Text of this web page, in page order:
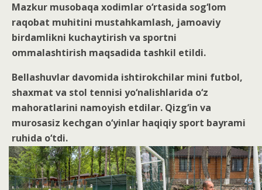
Mazkur musobaqa xodimlar o‘rtasida sog‘lom
raqobat muhitini mustahkamlash, jamoaviy
birdamlikni kuchaytirish va sportni
ommalashtirish maqsadida tashkil etildi.
Bellashuvlar davomida ishtirokchilar mini futbol,
shaxmat va stol tennisi yo‘nalishlarida o‘z
mahoratlarini namoyish etdilar. Qizg‘in va
murosasiz kechgan o‘yinlar haqiqiy sport bayrami
ruhida o‘tdi.